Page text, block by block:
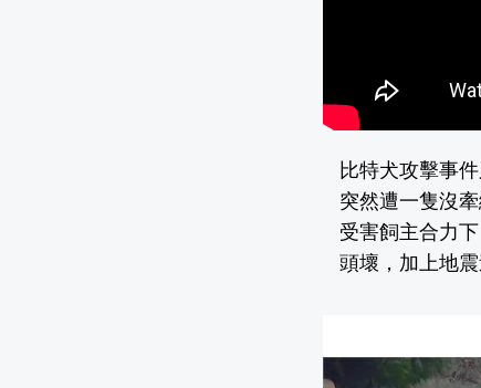
比特犬攻擊事
突然遭一隻沒
受害飼主合力
頭壞，加上地